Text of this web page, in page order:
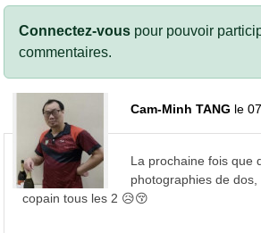
Connectez-vous pour pouvoir
commentaires.
Cam-Minh TANG le
La prochaine fois que
photographies de
copain tous les 2 😥😚